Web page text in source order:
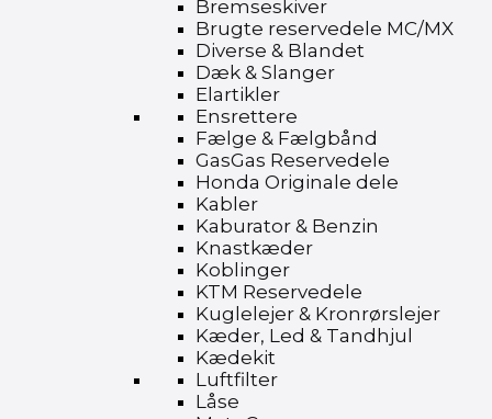
Bremseskiver
Brugte reservedele MC/MX
Diverse & Blandet
Dæk & Slanger
Elartikler
Ensrettere
Fælge & Fælgbånd
GasGas Reservedele
Honda Originale dele
Kabler
Kaburator & Benzin
Knastkæder
Koblinger
KTM Reservedele
Kuglelejer & Kronrørslejer
Kæder, Led & Tandhjul
Kædekit
Luftfilter
Låse